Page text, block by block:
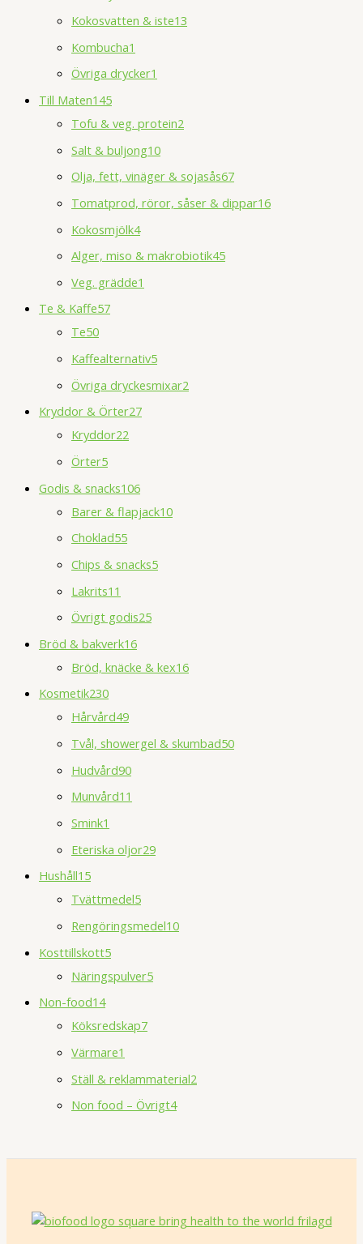
Kokosvatten & iste13
Kombucha1
Övriga drycker1
Till Maten145
Tofu & veg. protein2
Salt & buljong10
Olja, fett, vinäger & sojasås67
Tomatprod, röror, såser & dippar16
Kokosmjölk4
Alger, miso & makrobiotik45
Veg. grädde1
Te & Kaffe57
Te50
Kaffealternativ5
Övriga dryckesmixar2
Kryddor & Örter27
Kryddor22
Örter5
Godis & snacks106
Barer & flapjack10
Choklad55
Chips & snacks5
Lakrits11
Övrigt godis25
Bröd & bakverk16
Bröd, knäcke & kex16
Kosmetik230
Hårvård49
Tvål, showergel & skumbad50
Hudvård90
Munvård11
Smink1
Eteriska oljor29
Hushåll15
Tvättmedel5
Rengöringsmedel10
Kosttillskott5
Näringspulver5
Non-food14
Köksredskap7
Värmare1
Ställ & reklammaterial2
Non food – Övrigt4